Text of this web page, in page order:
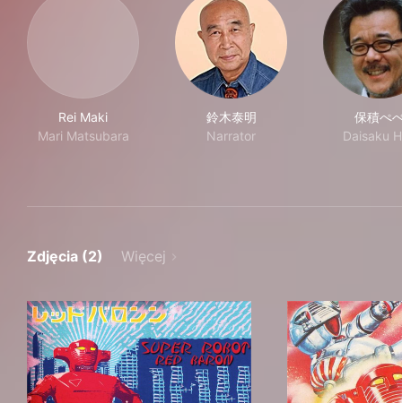
Rei Maki
Mari Matsubara
鈴木泰明
Narrator
保積ぺ
Daisaku
Zdjęcia (2) Więcej